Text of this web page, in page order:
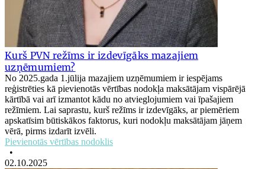
Kurš PVN režīms ir izdevīgāks mazajiem
uzņēmumiem?
No 2025.gada 1.jūlija mazajiem uzņēmumiem ir iespējams
reģistrēties kā pievienotās vērtības nodokļa maksātājam vispārējā
kārtībā vai arī izmantot kādu no atvieglojumiem vai īpašajiem
režīmiem. Lai saprastu, kurš režīms ir izdevīgāks, ar piemēriem
apskatīsim būtiskākos faktorus, kuri nodokļu maksātājam jāņem
vērā, pirms izdarīt izvēli.
Pievienotās vērtības nodoklis
•
02.10.2025